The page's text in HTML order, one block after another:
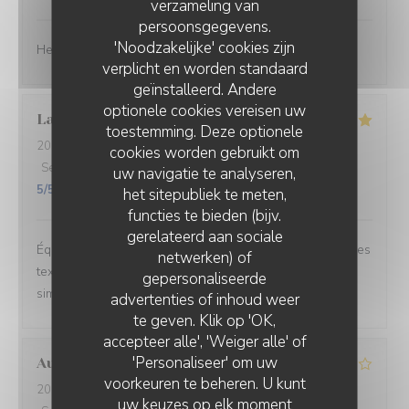
verzameling van
persoonsgegevens.
'Noodzakelijke' cookies zijn
verplicht en worden standaard
geïnstalleerd. Andere
optionele cookies vereisen uw
toestemming. Deze optionele
cookies worden gebruikt om
uw navigatie te analyseren,
het sitepubliek te meten,
functies te bieden (bijv.
gerelateerd aan sociale
netwerken) of
gepersonaliseerde
advertenties of inhoud weer
te geven. Klik op 'OK,
accepteer alle', 'Weiger alle' of
'Personaliseer' om uw
voorkeuren te beheren. U kunt
uw keuzes op elk moment
Heel lekker gegeten en de bediening was geweldig ☺️
Laure
2026-06-26
- 20:30 - Gasten 2
Service
Atmosfeer:5/5 Keuken:5 /5 Kwaliteit / Prijs
5/5
Équilibre des goûts, hardiesse des mélanges, subtilité des
textures. Le bel ami, c’est du GRAND art, en toute
simplicité. On ne peut pas rêver meilleur moment.
Aurélien
2026-06-27 - 19:15 - Gasten 3